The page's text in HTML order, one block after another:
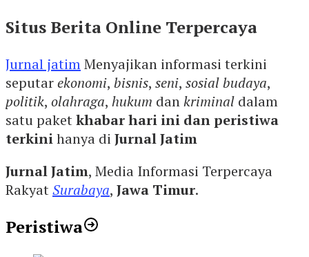
Situs Berita Online Terpercaya
Jurnal jatimMenyajikan informasi terkini
seputarekonomi, bisnis, seni, sosial budaya,
politik, olahraga, hukum dankriminal dalam
satu paketkhabar hari ini dan peristiwa
terkinihanya di Jurnal Jatim
Jurnal Jatim, Media Informasi Terpercaya
RakyatSurabaya, Jawa Timur.
Peristiwa